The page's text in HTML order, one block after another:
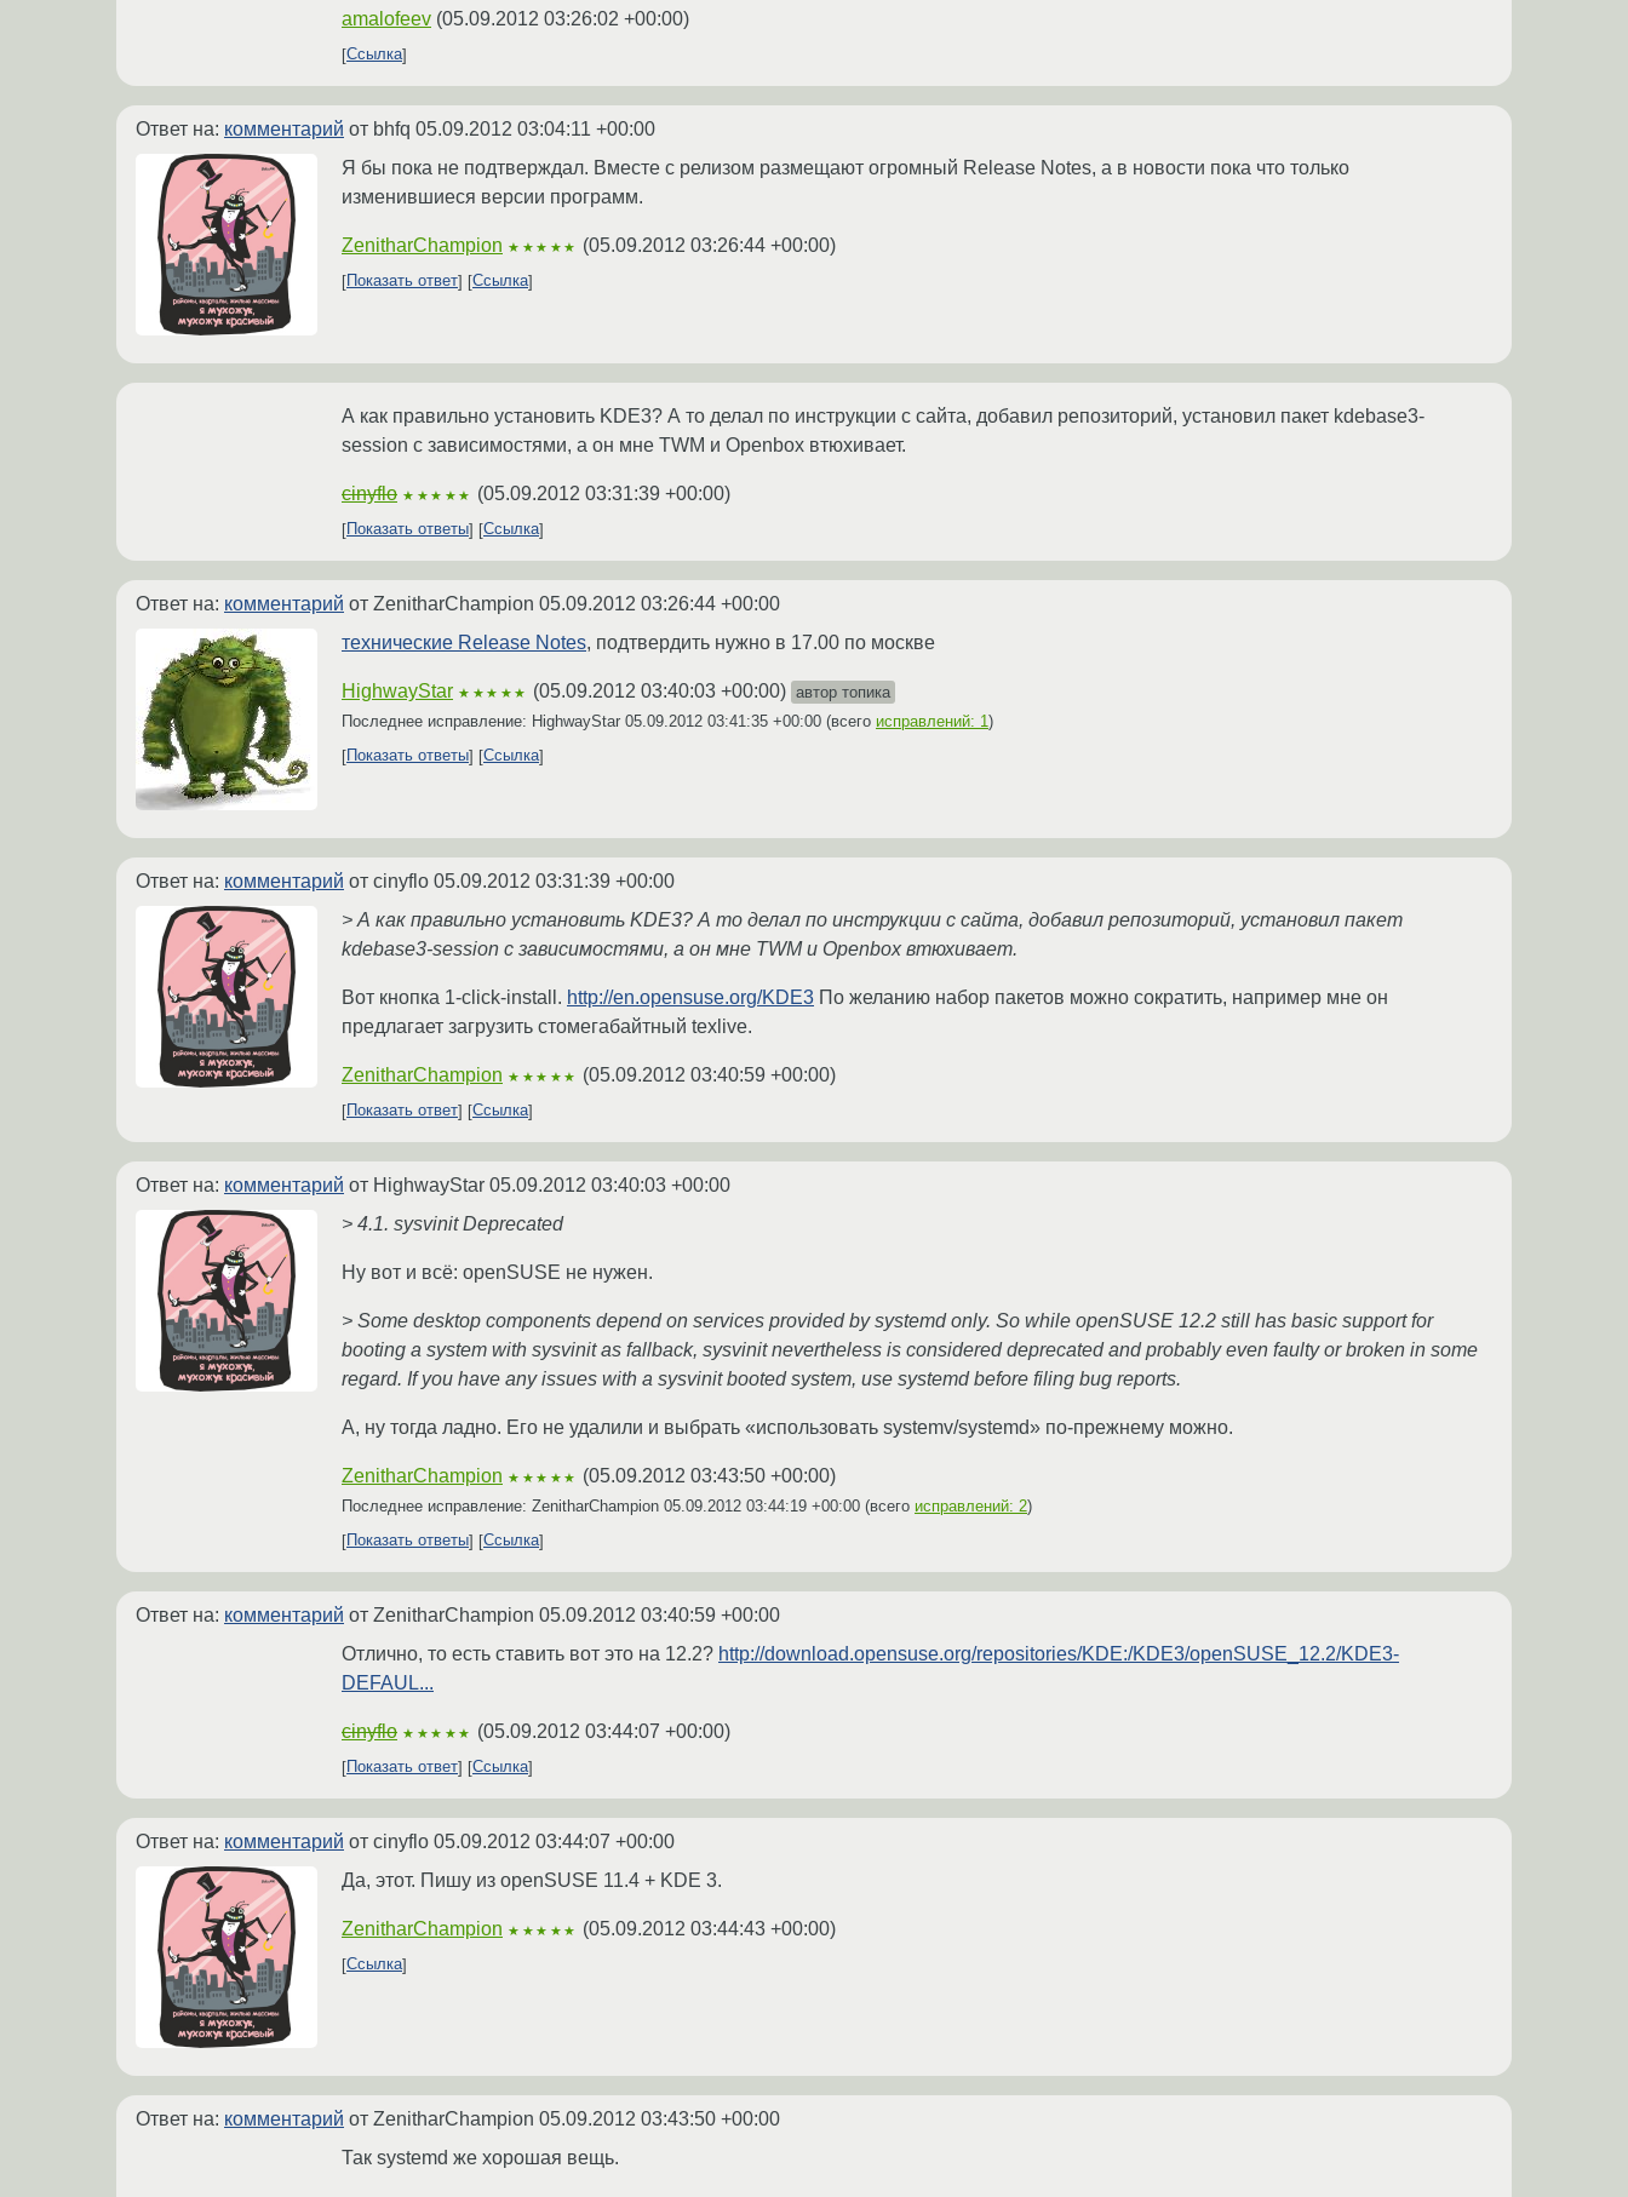
amalofeev (05.09.2012 03:26:02 +00:00)
Ссылка
Ответ на: комментарий от bhfq 05.09.2012 03:04:11 +00:00
Я бы пока не подтверждал. Вместе с релизом размещают огромный Release Notes, а в новости пока что только
изменившиеся версии программ.
ZenitharChampion ★★★★★ (05.09.2012 03:26:44 +00:00)
Показать ответ Ссылка
А как правильно установить KDE3? А то делал по инструкции с сайта, добавил репозиторий, установил пакет kdebase3-
session с зависимостями, а он мне TWM и Openbox втюхивает.
cinyflo ★★★★★ (05.09.2012 03:31:39 +00:00)
Показать ответы Ссылка
Ответ на: комментарий от ZenitharChampion 05.09.2012 03:26:44 +00:00
технические Release Notes, подтвердить нужно в 17.00 по москве
HighwayStar ★★★★★ (05.09.2012 03:40:03 +00:00) автор топика
Последнее исправление: HighwayStar 05.09.2012 03:41:35 +00:00 (всего исправлений: 1 )
Показать ответы
Ссылка
Ответ на: комментарий от cinyflo 05.09.2012 03:31:39 +00:00
> А как правильно установить KDE3? А то делал по инструкции с сайта, добавил репозиторий, установил пакет
kdebase3-session с зависимостями, а он мне TWM и Openbox втюхивает.
Вот кнопка 1-click-install. http://en.opensuse.org/KDE3 По желанию набор пакетов можно сократить, например мне он
предлагает загрузить стомегабайтный texlive.
ZenitharChampion ★★★★★ (05.09.2012 03:40:59 +00:00)
Показать ответ Ссылка
Ответ на: комментарий от HighwayStar 05.09.2012 03:40:03 +00:00
> 4.1. sysvinit Deprecated
Ну вот и всё: openSUSE не нужен.
> Some desktop components depend on services provided by systemd only. So while openSUSE 12.2 still has basic support for
booting a system with sysvinit as fallback, sysvinit nevertheless is considered deprecated and probably even faulty or broken in some
regard. If you have any issues with a sysvinit booted system, use systemd before filing bug reports.
А, ну тогда ладно. Его не удалили и выбрать «использовать systemv/systemd» по-прежнему можно.
ZenitharChampion ★★★★★ (05.09.2012 03:43:50 +00:00)
Последнее исправление: ZenitharChampion 05.09.2012 03:44:19 +00:00 (всего исправлений: 2)
Показать ответы
Ссылка
Ответ на: комментарий от ZenitharChampion 05.09.2012 03:40:59 +00:00
Отлично, то есть ставить вот это на 12.2? http://download.opensuse.org/repositories/KDE:/KDE3/openSUSE_12.2/KDE3-
DEFAUL...
cinyflo ★★★★★ (05.09.2012 03:44:07 +00:00)
Показать ответ Ссылка
Ответ на: комментарий от cinyflo 05.09.2012 03:44:07 +00:00
Да, этот. Пишу из openSUSE 11.4 + KDE 3.
ZenitharChampion ★★★★★ (05.09.2012 03:44:43 +00:00)
Ссылка
Ответ на: комментарий от ZenitharChampion 05.09.2012 03:43:50 +00:00
Так systemd же хорошая вещь.